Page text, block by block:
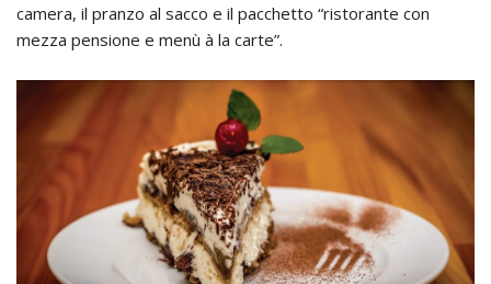
camera, il pranzo al sacco e il pacchetto “ristorante con
mezza pensione e menù à la carte”.